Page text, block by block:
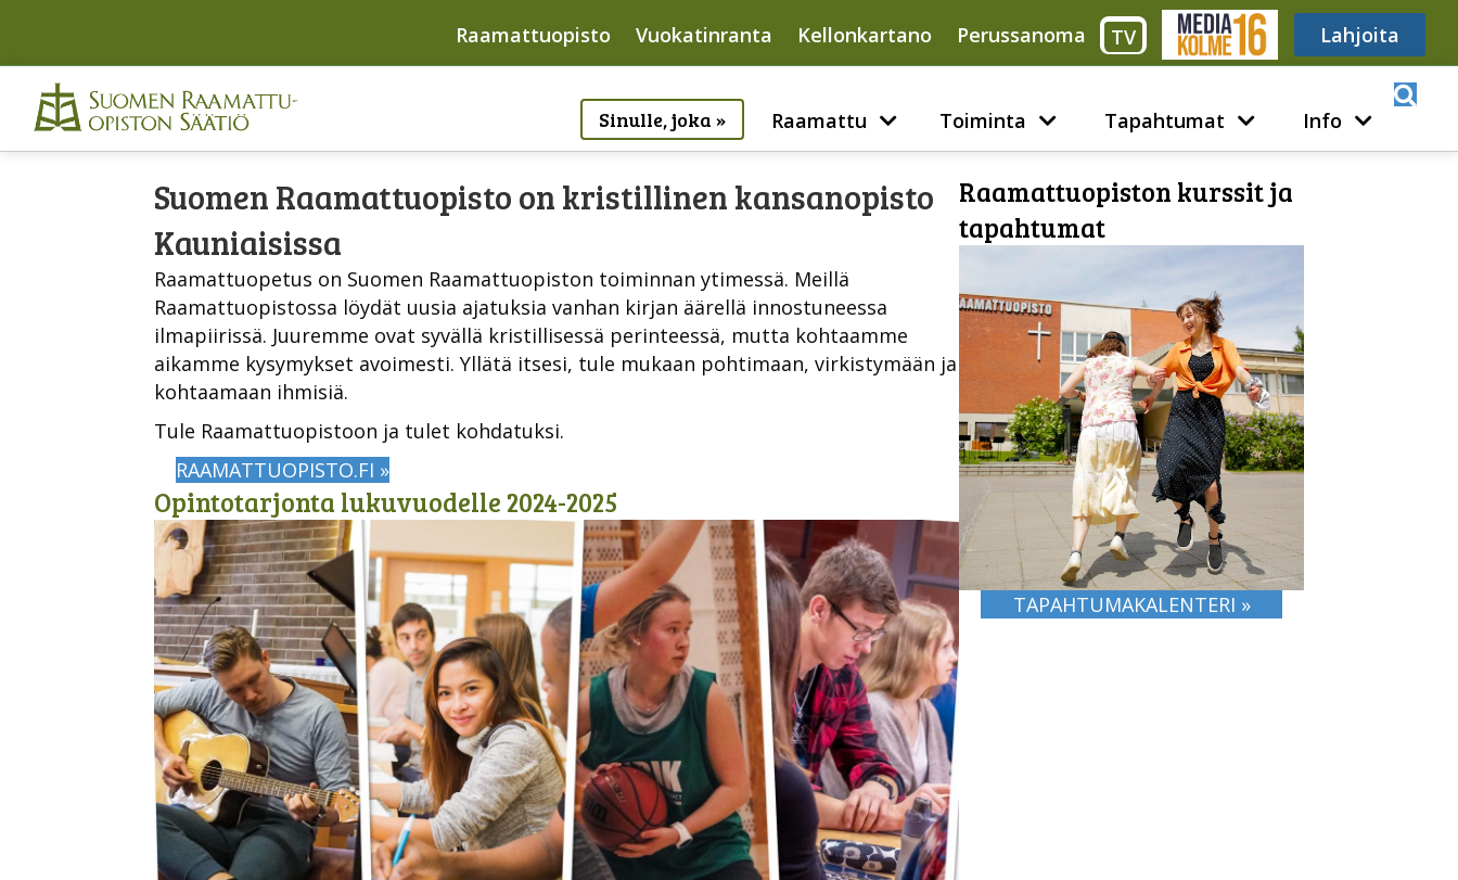
Raamattuopisto Vuokatinranta Kellonkartano Perussanoma TV Media316 Lahjoita
Sinulle, joka » Raamattu Toiminta Tapahtumat Info
Suomen Raamattuopisto on kristillinen kansanopisto
Kauniaisissa
Raamattuopetus on Suomen Raamattuopiston toiminnan ytimessä. Meillä
Raamattuopistossa löydät uusia ajatuksia vanhan kirjan äärellä innostuneessa
ilmapiirissä. Juuremme ovat syvällä kristillisessä perinteessä, mutta kohtaamme
aikamme kysymykset avoimesti. Yllätä itsesi, tule mukaan pohtimaan, virkistymään ja
kohtaamaan ihmisiä.
Tule Raamattuopistoon ja tulet kohdatuksi.
RAAMATTUOPISTO.FI »
Opintotarjonta lukuvuodelle 2024-2025
Raamattuopiston kurssit ja
tapahtumat
TAPAHTUMAKALENTERI »